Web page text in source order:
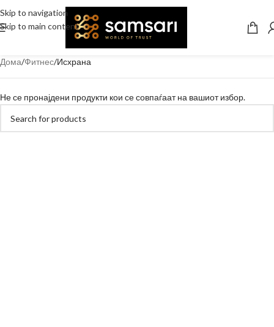
Skip to navigation
Skip to main content
Дома Фитнес Исхрана
Не се пронајдени продукти кои се совпаѓаат на вашиот избор.